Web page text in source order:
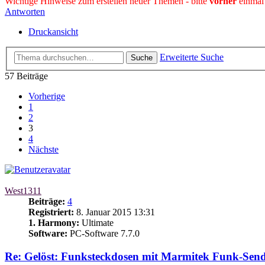
Antworten
Druckansicht
Suche
Erweiterte Suche
57 Beiträge
Vorherige
1
2
3
4
Nächste
West1311
Beiträge: 4
Registriert: 8. Januar 2015 13:31
1. Harmony: Ultimate
Software: PC-Software 7.7.0
Re: Gelöst: Funksteckdosen mit Marmitek Funk-